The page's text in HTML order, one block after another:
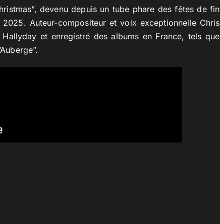
devenu depuis un tube phare des fêtes de fin
2025. Auteur-compositeur et voix exceptionnelle Chris
et enregistré des albums en France, tels que